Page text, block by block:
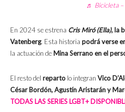
♬ Bicicleta –
En 2024 se estrena Cris Miró (Ella), la
Vatenberg. Esta historia podrá verse
la actuación de Mina Serrano en el
El resto del reparto lo integran Vico
César Bordón, Agustín Aristarán y
TODAS LAS SERIES LGBT+